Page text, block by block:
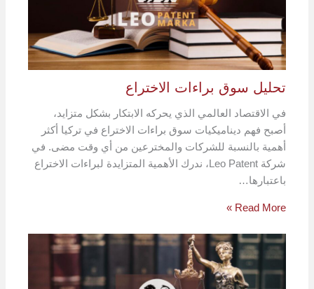
تحليل سوق براءات الاختراع
في الاقتصاد العالمي الذي يحركه الابتكار بشكل متزايد،
أصبح فهم ديناميكيات سوق براءات الاختراع في تركيا أكثر
أهمية بالنسبة للشركات والمخترعين من أي وقت مضى. في
شركة Leo Patent، ندرك الأهمية المتزايدة لبراءات الاختراع
باعتبارها…
Read More »